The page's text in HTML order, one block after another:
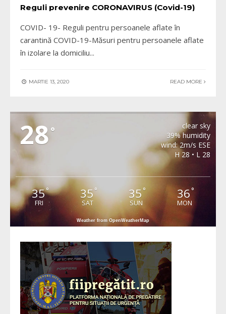
Reguli prevenire CORONAVIRUS (Covid-19)
COVID- 19- Reguli pentru persoanele aflate în
carantină COVID-19-Măsuri pentru persoanele aflate
în izolare la domiciliu...
MARTIE 13, 2020 READ MORE
28°
clear sky
39% humidity
wind: 2m/s ESE
H 28 • L 28
35°
FRI
35°
SAT
35°
SUN
36°
MON
Weather from OpenWeatherMap